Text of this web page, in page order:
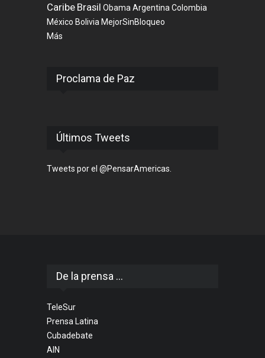
Caribe Brasil Obama Argentina Colombia
México Bolivia MejorSinBloqueo
Más
Proclama de Paz
Últimos Tweets
Tweets por el @PensarAmericas.
De la prensa ...
TeleSur
Prensa Latina
Cubadebate
AIN